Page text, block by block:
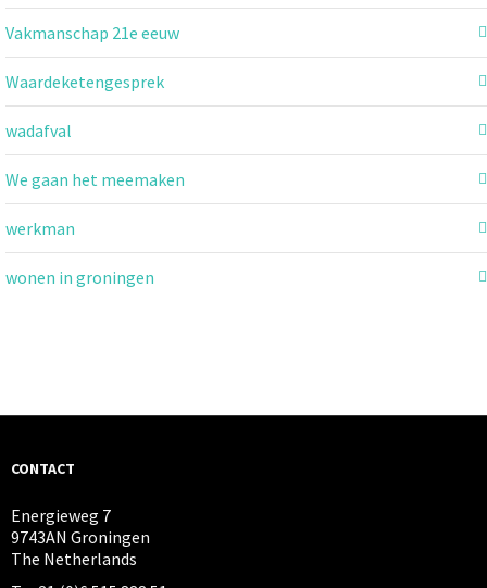
Vakmanschap 21e eeuw
Waardeketengesprek
wadafval
We gaan het meemaken
werkman
wonen in groningen
CONTACT
Energieweg 7
9743AN Groningen
The Netherlands